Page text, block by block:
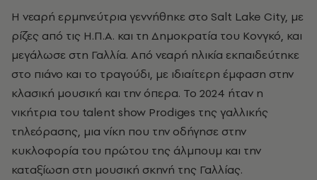
Η νεαρή ερμηνεύτρια γεννήθηκε στο Salt Lake City, με
ρίζες από τις Η.Π.Α. και τη Δημοκρατία του Κονγκό, και
μεγάλωσε στη Γαλλία. Από νεαρή ηλικία εκπαιδεύτηκε
στο πιάνο και το τραγούδι, με ιδιαίτερη έμφαση στην
κλασική μουσική και την όπερα. Το 2024 ήταν η
νικήτρια του talent show Prodiges της γαλλικής
τηλεόρασης, μια νίκη που την οδήγησε στην
κυκλοφορία του πρώτου της άλμπουμ και την
καταξίωση στη μουσική σκηνή της Γαλλίας.